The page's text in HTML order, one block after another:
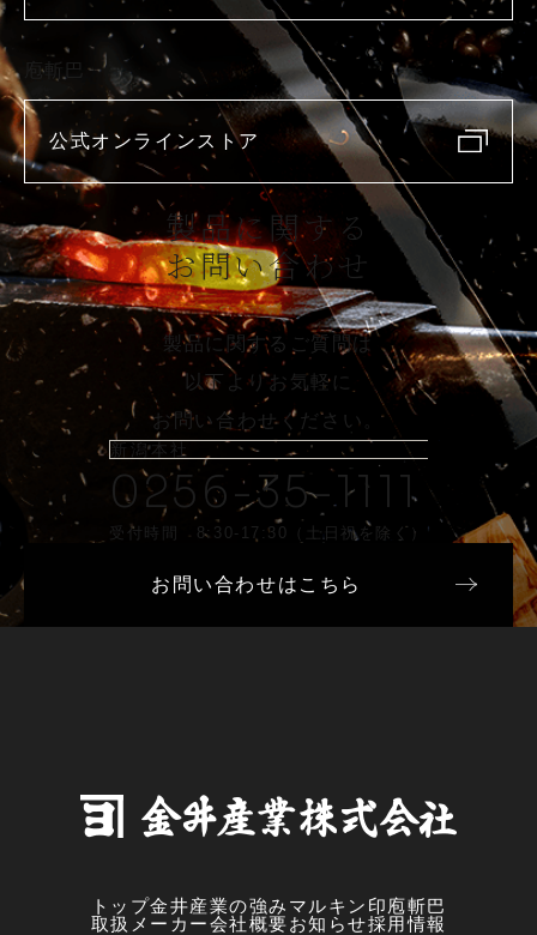
庖斬巴
公式オンラインストア
製品に関する
お問い合わせ
製品に関するご質問は
以下よりお気軽に
お問い合わせください。
新潟本社
0256-35-1111
受付時間 8:30-17:30（土日祝を除く）
お問い合わせはこちら
トップ金井産業の強み マルキン印 庖斬巴
取扱メーカー会社概要お知らせ採用情報